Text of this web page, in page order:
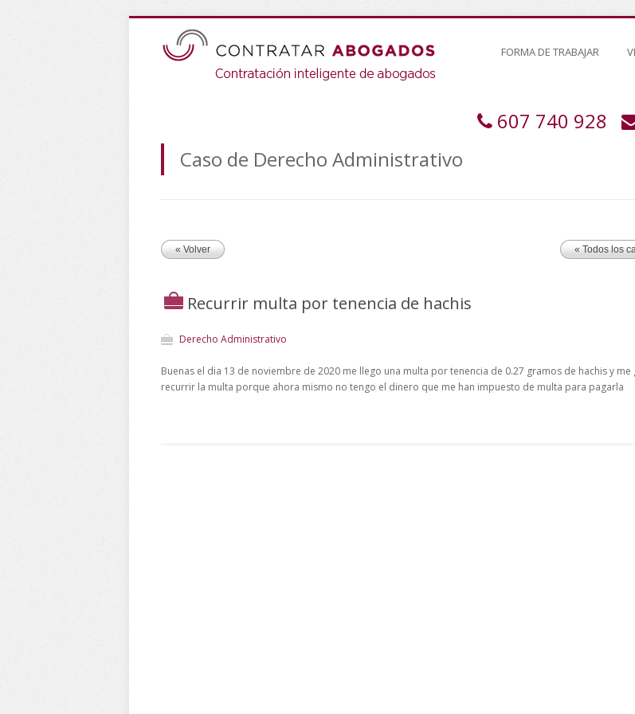
FORMA DE TRABAJAR
607 740 928
Caso de Derecho Administrativo
« Volver « Todos los
Recurrir multa por tenencia de hachis
Derecho Administrativo
Buenas el dia 13 de noviembre de 2020 me llego una multa por tenencia de 0.27 gramos de hachis y me
recurrir la multa porque ahora mismo no tengo el dinero que me han impuesto de multa para pagarla